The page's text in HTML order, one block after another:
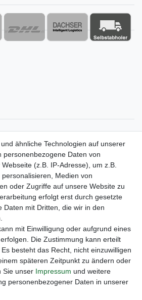
ähnliche Technologien auf unserer
personenbezogene Daten von
(z.B. IP-Adresse), um z.B.
Medien von
oder Zugriffe auf unsere Website zu
erfolgt erst durch gesetzte
Daten mit Dritten, die wir in den
mit Einwilligung oder aufgrund eines
Die Zustimmung kann erteilt
besteht das Recht, nicht einzuwilligen
späteren Zeitpunkt zu ändern oder
Sie unser Impressum und weitere
personenbezogener Daten in unserer